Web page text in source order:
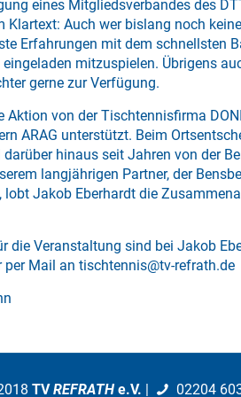
eines Mitgliedsverbandes des
Klartext: Auch wer bislang noch
Erfahrungen mit dem schnellsten
mitzuspielen. Übrigens
gerne zur Verfügung.
Aktion von der Tischtennisfirma
ARAG unterstützt. Beim
hinaus seit Jahren von der
langjährigen Partner, der
lobt Jakob Eberhardt die
die Veranstaltung sind bei Jakob
per Mail antischtennis@tv-refrath.de
TVREFRATH e.V. | 02204